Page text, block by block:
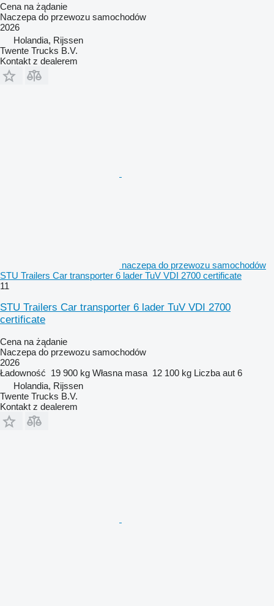
Cena na żądanie
Naczepa do przewozu samochodów
2026
Holandia, Rijssen
Twente Trucks B.V.
Kontakt z dealerem
naczepa do przewozu samochodów
STU Trailers Car transporter 6 lader TuV VDI 2700 certificate
11
STU Trailers Car transporter 6 lader TuV VDI 2700
certificate
Cena na żądanie
Naczepa do przewozu samochodów
2026
Ładowność 19 900 kg Własna masa 12 100 kg Liczba aut 6
Holandia, Rijssen
Twente Trucks B.V.
Kontakt z dealerem